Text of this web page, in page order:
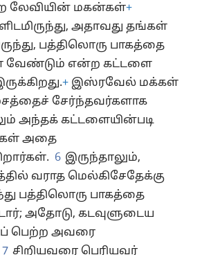
லேவியின் மகன்கள்+
அதாவது தங்கள்
பத்திலொரு பாகத்தை
வேண்டும் என்ற கட்டளை
+ இஸ்ரவேல் மக்கள்
சேர்ந்தவர்களாக
அந்தக் கட்டளையின்படி
அதை
6 இருந்தாலும்,
வராத மெல்கிசேதேக்கு
பத்திலொரு பாகத்தை
அதோடு, கடவுளுடைய
பெற்ற அவரை
7 சிறியவரை பெரியவர்